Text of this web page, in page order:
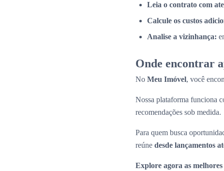
Leia o contrato com
Calcule os custos
Analise a vizinhança:
Onde encontrar
No Meu Imóvel, você
Nossa plataforma funciona
recomendações sob medida.
Para quem busca
reúne desde lançamentos
Explore agora as